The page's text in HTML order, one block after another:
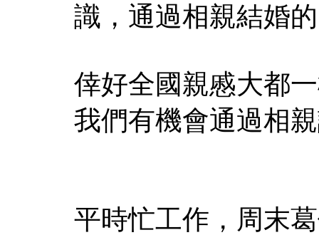
識，通過相親結婚
倖好全國親慼大都
我們有機會通過相
平時忙工作，周末